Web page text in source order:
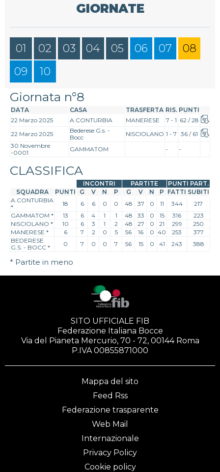
GIORNATE
01 02 03 04 05 06 07
08
09
10
Giornata n°8
DATA CASA TRASFERTA RIS. PUNTI
22 Marzo 2025
A.CONTURBIA MANERESE 7 - 1 62 / 28
22 Marzo 2025
Bederese G.s. -
Bocc
NISCIOLANO 1 - 7 36 / 61
30 Novembre
-0001
GAMMATOM - -
CLASSIFICA
INCONTRI PARTITE
PUNTI PART.
SQUADRA
PUNTI G V N P G V N P FATTI SUBITI
A.CONTURBIA
*
18 6 6 0 0 48 37 0 11 344
217
GAMMATOM * 13 6 4 1 1 48 33 0 15 316
223
NISCIOLANO * 10 6 3 1 2 48 27 0 21 299
250
MANERESE * 6 7 2 0 5 56 16 0 40 253
377
BEDERESE
G.S. - BOCC * 0 7 0 0 7 56 15 0 41 243 388
* Partite in meno
SITO UFFICIALE FIB
Federazione Italiana Bocce
Via del Pianeta Mercurio, 70 - 72, 00144 Roma
P.IVA 00855871000
Mappa del sito
Feed Rss
Federazione trasparente
Web Mail
Internazionale
Privacy Policy
Cookie policy